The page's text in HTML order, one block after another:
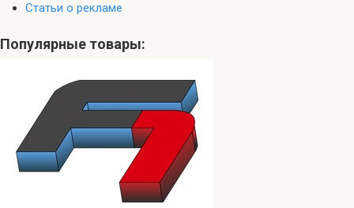
Статьи о рекламе
Популярные товары: